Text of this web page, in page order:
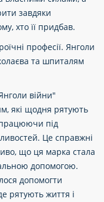
завдяки
хто її придбав.
професії. Янголи
та шпиталям
війни"
які щодня рятують
працюючи під
Це справжні
що ця марка стала
допомогою.
допомогти
рятують життя і